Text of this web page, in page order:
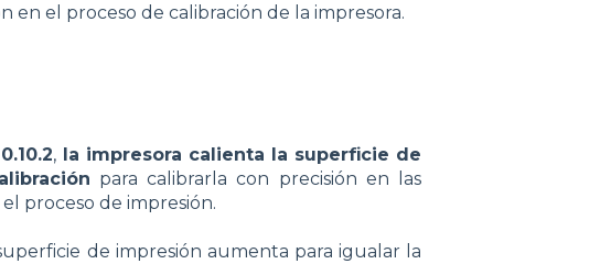
en el proceso de calibración de la impresora.
,la impresora calienta la superficie de
para calibrarla con precisión en las
proceso de impresión.
de impresión aumenta para igualar la